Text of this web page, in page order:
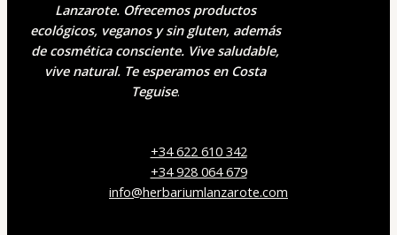
Lanzarote. Ofrecemos productos
ecológicos, veganos y sin gluten, además
de cosmética consciente. Vive saludable,
vive natural. Te esperamos en Costa
Teguise.
+34 622 610 342
+34 928 064 679
info@herbariumlanzarote.com